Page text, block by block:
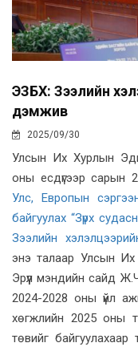
ЭЗБХ: Зээлийн
дэмжив
2025/09/30
Улсын Их Хурлын
оны есдүгээр сарын
Улс, Европын
байгуулах “Зүрх
Зээлийн
энэ талаар Улсын Их
Эрүүл мэндийн сайд
2024-2028 оны үйл
хөгжлийн 2025 оны
төвийг байгуулахаар